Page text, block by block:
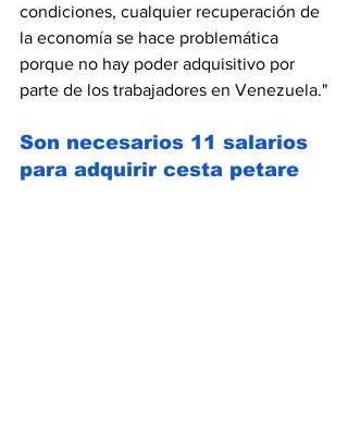
condiciones, cualquier recuperación de
la economía se hace problemática
porque no hay poder adquisitivo por
parte de los trabajadores en Venezuela."
Son necesarios 11 salarios
para adquirir cesta petare